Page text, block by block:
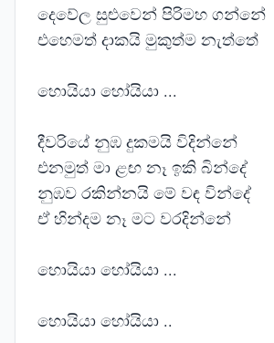
දෙවේල සුළුවෙන් පිරිමහ ගන්නේ
එහෙමත් දාකයි මුකුත්ම නැත්තේ
හොයියා හෝයියා ...
දීවරියේ නුඹ දුකමයි විදින්නේ
එනමුත් මා ළඟ නෑ ඉකි බින්දේ
නුඹව රකින්නයි මේ වඳ වින්දේ
ඒ හින්දම නෑ මට වරදින්නේ
හොයියා හෝයියා ...
හොයියා හෝයියා ..